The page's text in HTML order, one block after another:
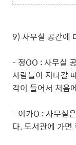
9) 사무실 공간에
- 정OO : 사무실
사람들이 지나갈
각이 들어서 처음
- 이가O : 사무실
다. 도서관에 가